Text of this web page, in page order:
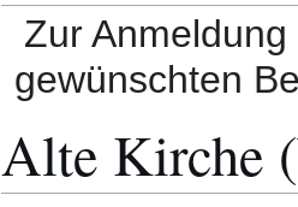
Zur
gewünschten
Alte Kirche